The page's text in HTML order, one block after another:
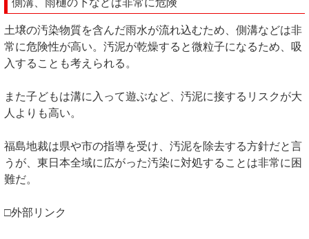
側溝、雨樋の下などは非常に危険
土壌の汚染物質を含んだ雨水が流れ込むため、側溝などは非
常に危険性が高い。汚泥が乾燥すると微粒子になるため、吸
入することも考えられる。
また子どもは溝に入って遊ぶなど、汚泥に接するリスクが大
人よりも高い。
福島地裁は県や市の指導を受け、汚泥を除去する方針だと言
うが、東日本全域に広がった汚染に対処することは非常に困
難だ。
□外部リンク